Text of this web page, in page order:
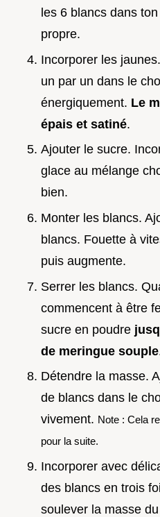
les 6 blancs dans
propre.
Incorporer les
un par un dans le
énergiquement. Le
épais et satiné.
Ajouter le sucre.
glace au mélange
bien.
Monter les blancs.
blancs. Fouette à
puis augmente.
Serrer les blancs.
commencent à être
sucre en poudre
de meringue souple
Détendre la masse.
de blancs dans le
vivement. Note : Cela
pour la suite.
Incorporer avec
des blancs en trois
soulever la masse